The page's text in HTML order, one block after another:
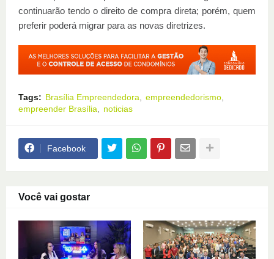
continuarão tendo o direito de compra direta; porém, quem
preferir poderá migrar para as novas diretrizes.
Tags: Brasília Empreendedora
empreendedorismo
empreender Brasília
noticias
Facebook
Você vai gostar